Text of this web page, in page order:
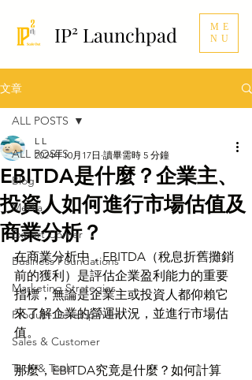
ME
NU
IP² Launchpad
文章
ALL POSTS
Blog
Media
Expert Corner
Business Foundations
Marketing Strategies
Product Development
Sales & Customer
Tech & Tools
ALL POSTS
EBITDA是什麼？企業主、
投資人如何進行市場估值及
商業分析？
L L
2024年10月17日 讀畢需時 5 分鐘
在商業分析中，EBITDA（稅息折舊攤銷
前的獲利）是評估企業盈利能力的重要
指標，無論是企業主或投資人都仰賴它
來了解企業的營運狀況，並進行市場估
值。
那麼，EBITDA究竟是什麼？如何計算